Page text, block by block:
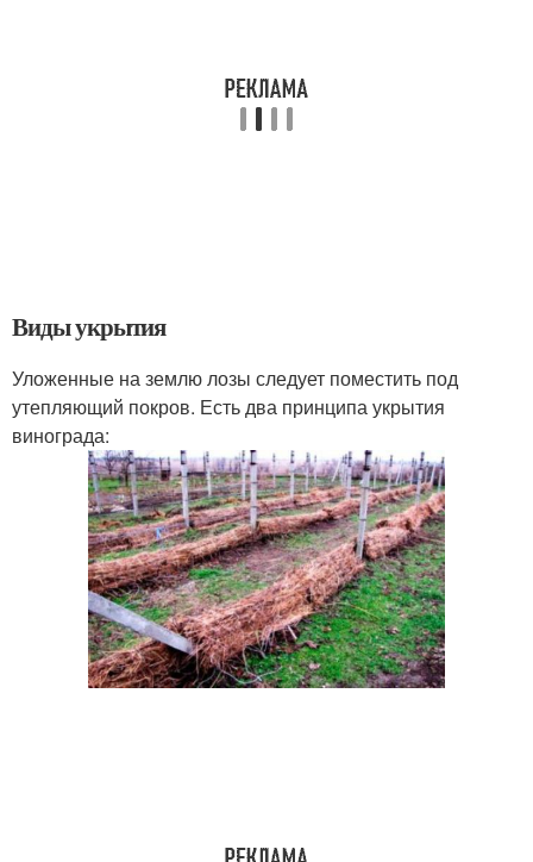
Виды укрытия
Уложенные на землю лозы следует поместить под
утепляющий покров. Есть два принципа укрытия
винограда: